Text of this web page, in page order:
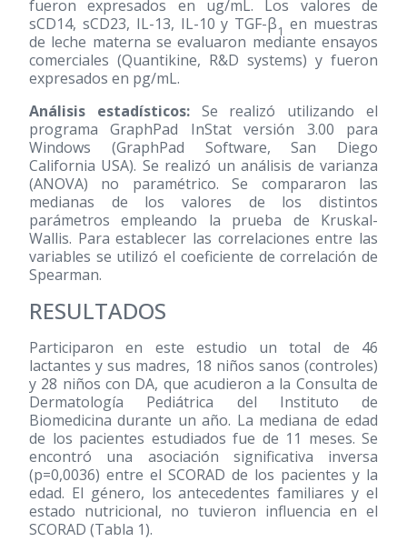
fueron expresados en ug/mL. Los valores de
sCD14, sCD23, IL-13, IL-10 y TGF-β1 en muestras
de leche materna se evaluaron mediante ensayos
comerciales (Quantikine, R&D systems) y fueron
expresados en pg/mL.
Análisis estadísticos:Se realizó utilizando el
programa GraphPad InStat versión 3.00 para
Windows (GraphPad Software, San Diego
California USA). Se realizó un análisis de varianza
(ANOVA) no paramétrico. Se compararon las
medianas de los valores de los distintos
parámetros empleando la prueba de Kruskal-
Wallis. Para establecer las correlaciones entre las
variables se utilizó el coeficiente de correlación de
Spearman.
RESULTADOS
Participaron en este estudio un total de 46
lactantes y sus madres, 18 niños sanos (controles)
y 28 niños con DA, que acudieron a la Consulta de
Dermatología Pediátrica del Instituto de
Biomedicina durante un año. La mediana de edad
de los pacientes estudiados fue de 11 meses. Se
encontró una asociación significativa inversa
(p=0,0036) entre el SCORAD de los pacientes y la
edad. El género, los antecedentes familiares y el
estado nutricional, no tuvieron influencia en el
SCORAD (Tabla 1).